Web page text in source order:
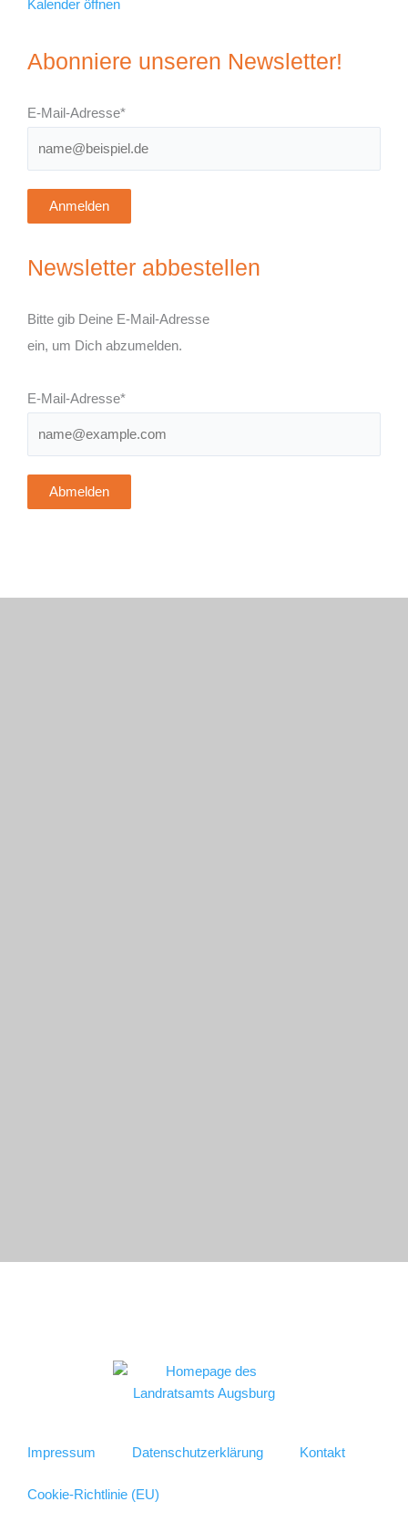
Kalender öffnen
Abonniere unseren Newsletter!
E-Mail-Adresse*
Anmelden
Newsletter abbestellen
Bitte gib Deine E-Mail-Adresse
ein, um Dich abzumelden.
E-Mail-Adresse*
Abmelden
Impressum Datenschutzerklärung Kontakt
Cookie-Richtlinie (EU)